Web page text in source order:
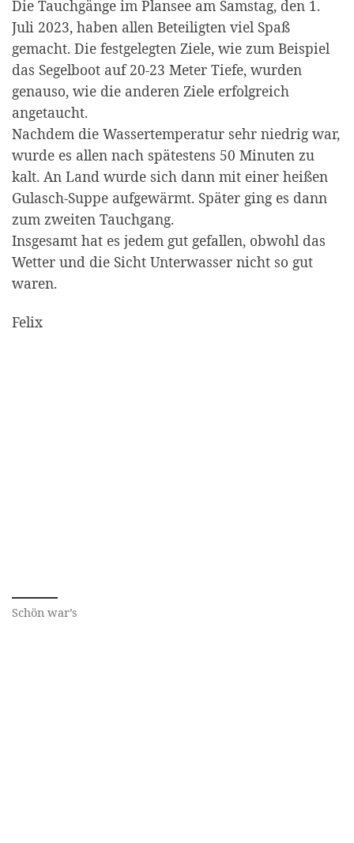
Die Tauchgänge im Plansee am Samstag, den 1.
Juli 2023, haben allen Beteiligten viel Spaß
gemacht. Die festgelegten Ziele, wie zum Beispiel
das Segelboot auf 20-23 Meter Tiefe, wurden
genauso, wie die anderen Ziele erfolgreich
angetaucht.
Nachdem die Wassertemperatur sehr niedrig war,
wurde es allen nach spätestens 50 Minuten zu
kalt. An Land wurde sich dann mit einer heißen
Gulasch-Suppe aufgewärmt. Später ging es dann
zum zweiten Tauchgang.
Insgesamt hat es jedem gut gefallen, obwohl das
Wetter und die Sicht Unterwasser nicht so gut
waren.
Felix
Schön war’s